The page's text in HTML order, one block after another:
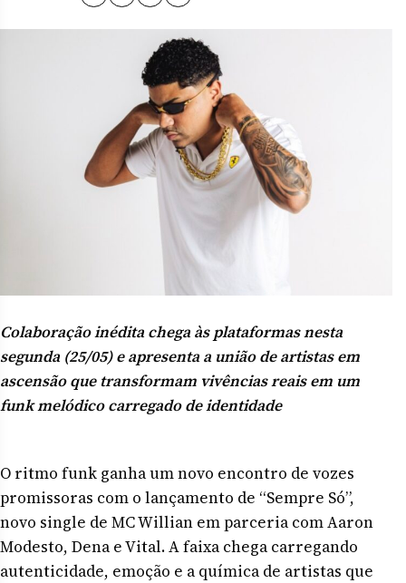
Colaboração inédita chega às plataformas nesta
segunda (25/05) e apresenta a união de artistas em
ascensão que transformam vivências reais em um
funk melódico carregado de identidade
O ritmo funk ganha um novo encontro de vozes
promissoras com o lançamento de “Sempre Só”,
novo single de MC Willian em parceria com Aaron
Modesto, Dena e Vital. A faixa chega carregando
autenticidade, emoção e a química de artistas que